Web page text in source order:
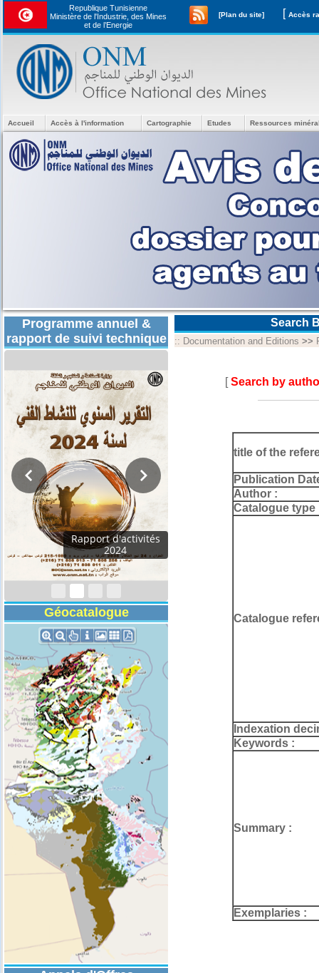
Republique Tunisienne
Ministère de l'Industrie, des Mines
et de l’Energie
[Plan du site] [
Accueil Accès à l'information Cartographie Etudes Ressources
Programme annuel &
rapport de suivi technique
Géocatalogue
Search
:: Documentation and Editions >>
[Search by
title of the
Publication
Author :
Catalogue type
Catalogue
Indexation
Keywords :
Summary :
Exemplaries :